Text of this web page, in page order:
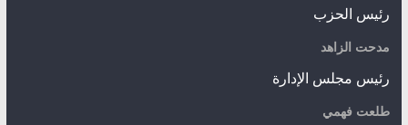
رئيس الحزب
مدحت الزاهد
رئيس مجلس الإدارة
طلعت فهمي